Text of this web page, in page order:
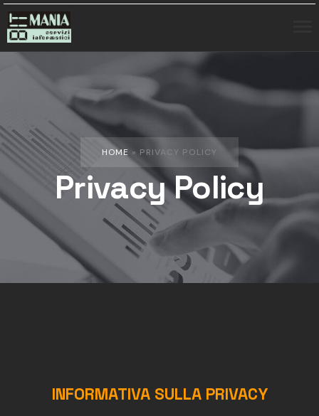
HOME » PRIVACY POLICY
Privacy Policy
INFORMATIVA SULLA PRIVACY